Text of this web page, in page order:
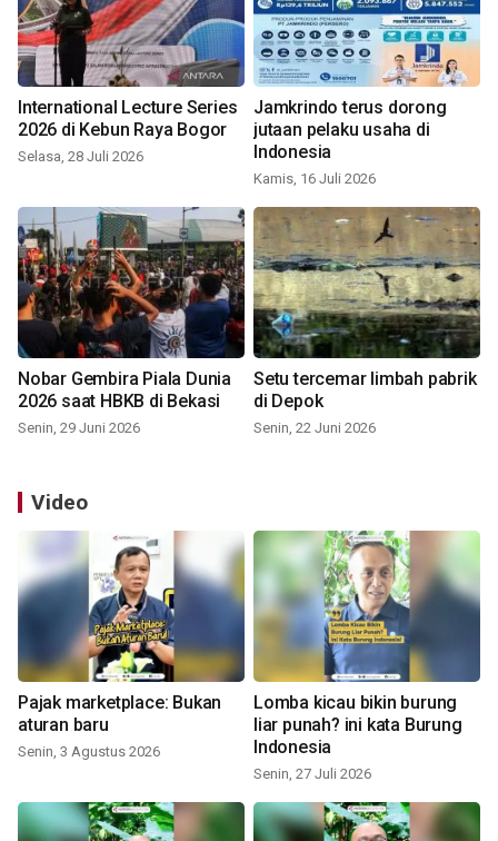
International Lecture Series
2026 di Kebun Raya Bogor
Selasa, 28 Juli 2026
Jamkrindo terus dorong
jutaan pelaku usaha di
Indonesia
Kamis, 16 Juli 2026
Nobar Gembira Piala Dunia
2026 saat HBKB di Bekasi
Senin, 29 Juni 2026
Setu tercemar limbah pabrik
di Depok
Senin, 22 Juni 2026
Video
Pajak marketplace: Bukan
aturan baru
Senin, 3 Agustus 2026
Lomba kicau bikin burung
liar punah? ini kata Burung
Indonesia
Senin, 27 Juli 2026